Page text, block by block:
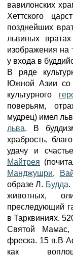
вавилонских
Хеттского
позднейших
львиных
изображения на
у входа в
В ряде
Южной Азии со
культурного
поверьям,
мудрец) имел
льва. В
храбрость,
удачу и
Майтрея
Манджушри,
образе Л. Будда.
животных,
преследующий
в Тарквиниях.
Святой
фреска. 15 в.В
как